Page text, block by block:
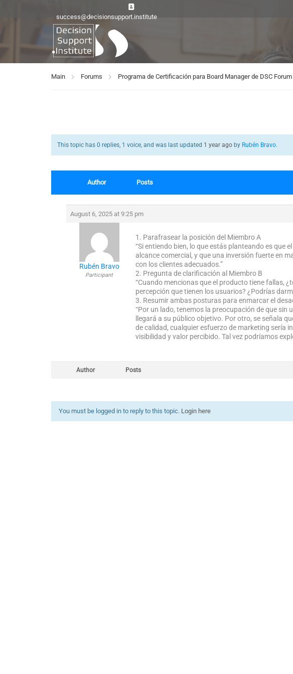
success@decisionsupport.institute
Main Forums Programa de Certificación para Board Manager de DSC Forum
This topic has 0 replies, 1 voice, and was last updated 1 year ago by Rubén Bravo.
Author Posts
August 6, 2025 at 9:25 pm
Rubén Bravo
Participant
1. Parafrasear la posición del Miembro A
“Si entiendo bien, lo que estás planteando es que
alcance comercial, y que una inversión fuerte en
con los clientes adecuados.”
2. Pregunta de clarificación al Miembro B
“Cuando mencionas que el producto tiene fallas,
percepción que tienen los usuarios? ¿Podrías
3. Resumir ambas posturas para enmarcar el
“Por un lado, tenemos la preocupación de que
llegará a su público objetivo. Por otro, se señala
de calidad, cualquier esfuerzo de marketing sería
visibilidad y valor percibido. Tal vez podríamos
Author Posts
You must be logged in to reply to this topic. Login here